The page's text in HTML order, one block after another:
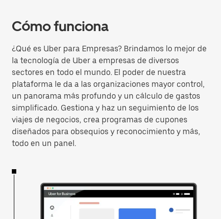
Cómo funciona
¿Qué es Uber para Empresas? Brindamos lo mejor de
la tecnología de Uber a empresas de diversos
sectores en todo el mundo. El poder de nuestra
plataforma le da a las organizaciones mayor control,
un panorama más profundo y un cálculo de gastos
simplificado. Gestiona y haz un seguimiento de los
viajes de negocios, crea programas de cupones
diseñados para obsequios y reconocimiento y más,
todo en un panel.